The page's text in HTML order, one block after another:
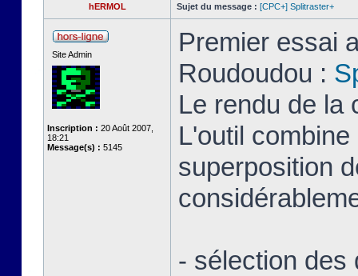
hERMOL Sujet du message : [CPC+] Splitraster+
Site Admin
Inscription : 20 Août 2007,
18:21
Message(s) : 5145
Premier essai
Roudoudou :
Le rendu de la
L'outil
superposition
- sélection des